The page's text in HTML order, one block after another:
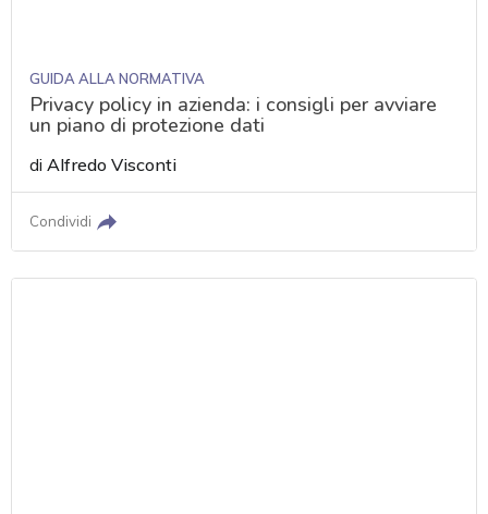
GUIDA ALLA NORMATIVA
Privacy policy in azienda: i consigli per avviare
un piano di protezione dati
diAlfredo Visconti
Condividi